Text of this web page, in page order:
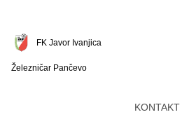
FK Javor Ivanjica
Železničar Pančevo
KONTAKT